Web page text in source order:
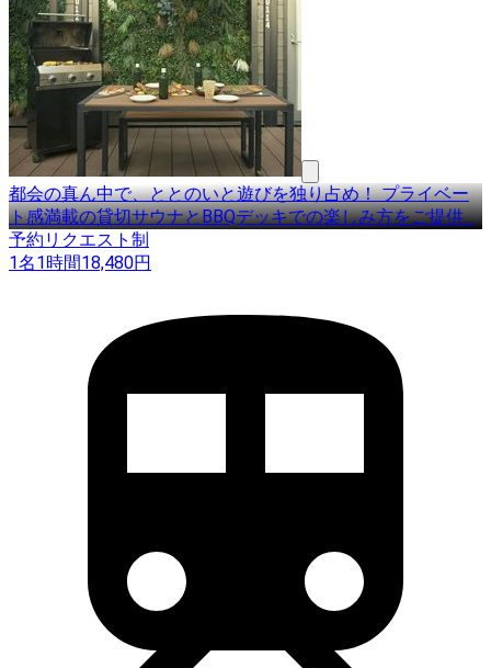
都会の真ん中で、ととのいと遊びを独り占め！ プライベー
ト感満載の貸切サウナとBBQデッキでの楽しみ方をご提供…
予約リクエスト制
1名1時間18,480円